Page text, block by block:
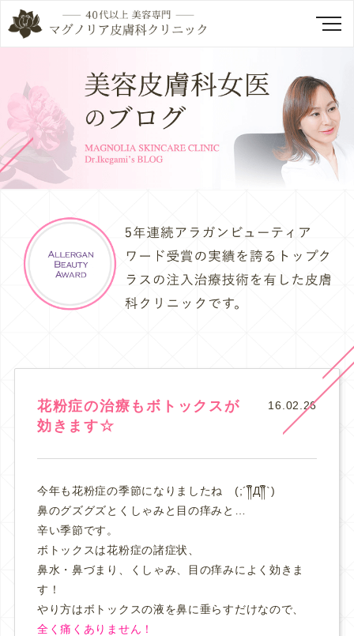
花粉症の治療もボトックスが
効きます☆
16.02.26
今年も花粉症の季節になりましたね (;´༎ຶД༎ຶ`)
鼻のグズグズとくしゃみと目の痒みと…
辛い季節です。
ボトックスは花粉症の諸症状、
鼻水・鼻づまり、くしゃみ、目の痒みによく効きま
す！
やり方はボトックスの液を鼻に垂らすだけなので、
全く痛くありません！